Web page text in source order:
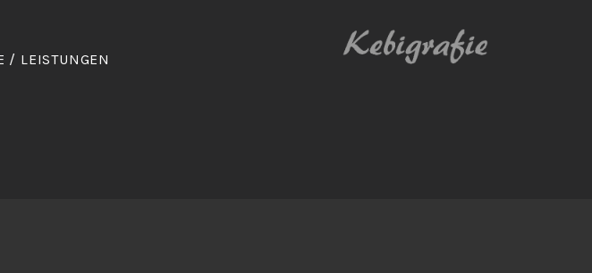
/ LEISTUNGEN